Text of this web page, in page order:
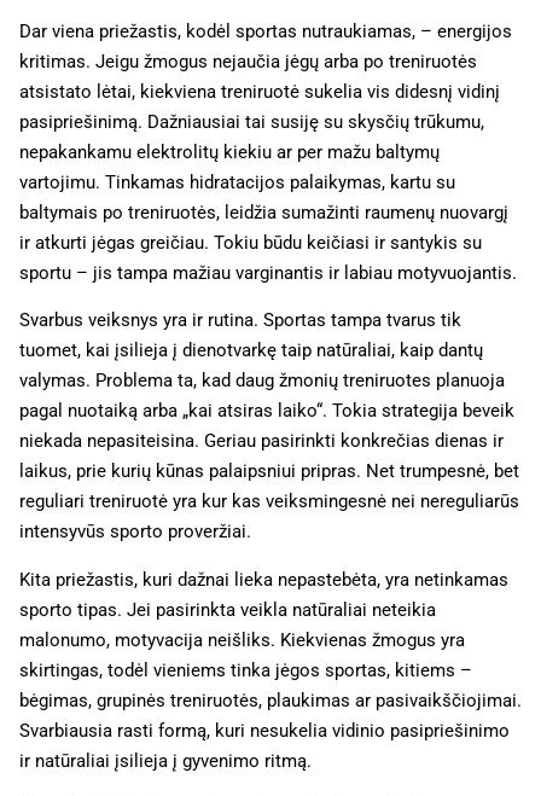
Dar viena priežastis, kodėl sportas nutraukiamas, – energijos
kritimas. Jeigu žmogus nejaučia jėgų arba po treniruotės
atsistato lėtai, kiekviena treniruotė sukelia vis didesnį vidinį
pasipriešinimą. Dažniausiai tai susiję su skysčių trūkumu,
nepakankamu elektrolitų kiekiu ar per mažu baltymų
vartojimu. Tinkamas hidratacijos palaikymas, kartu su
baltymais po treniruotės, leidžia sumažinti raumenų nuovargį
ir atkurti jėgas greičiau. Tokiu būdu keičiasi ir santykis su
sportu – jis tampa mažiau varginantis ir labiau motyvuojantis.
Svarbus veiksnys yra ir rutina. Sportas tampa tvarus tik
tuomet, kai įsilieja į dienotvarkę taip natūraliai, kaip dantų
valymas. Problema ta, kad daug žmonių treniruotes planuoja
pagal nuotaiką arba „kai atsiras laiko“. Tokia strategija beveik
niekada nepasiteisina. Geriau pasirinkti konkrečias dienas ir
laikus, prie kurių kūnas palaipsniui pripras. Net trumpesnė, bet
reguliari treniruotė yra kur kas veiksmingesnė nei nereguliarūs
intensyvūs sporto proveržiai.
Kita priežastis, kuri dažnai lieka nepastebėta, yra netinkamas
sporto tipas. Jei pasirinkta veikla natūraliai neteikia
malonumo, motyvacija neišliks. Kiekvienas žmogus yra
skirtingas, todėl vieniems tinka jėgos sportas, kitiems –
bėgimas, grupinės treniruotės, plaukimas ar pasivaikščiojimai.
Svarbiausia rasti formą, kuri nesukelia vidinio pasipriešinimo
ir natūraliai įsilieja į gyvenimo ritmą.